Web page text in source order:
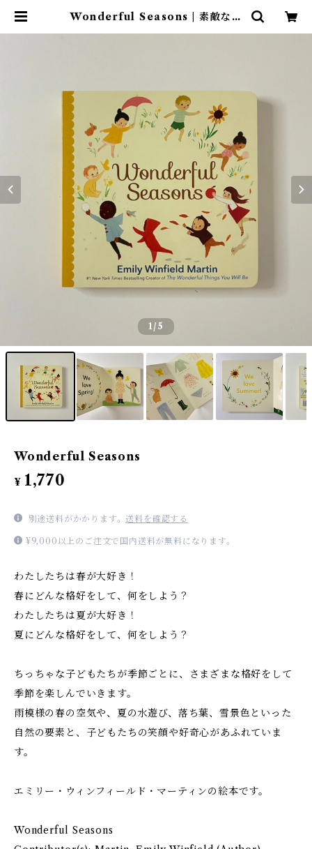
Wonderful Seasons | 素敵な洋
1/5
Wonderful Seasons
¥ 1,770
別途送料がかかります。送料を確認する
¥9,000以上のご注文で国内送料が無料になります。
わたしたちは春が大好き！
春にどんな格好をして、何をしよう？
わたしたちは夏が大好き！
夏にどんな格好をして、何をしよう？
ちっちゃな子どもたちが季節ごとに、さまざまな格好をして
季節を楽しんでいきます。
雨模様の春の空気や、夏の水遊び、落ち葉、雪景色といった
自然の要素と、子どもたちの笑顔や好奇心があふれていま
す。
エミリー・ウィンフィールド・マーティンの絵本です。
Wonderful Seasons